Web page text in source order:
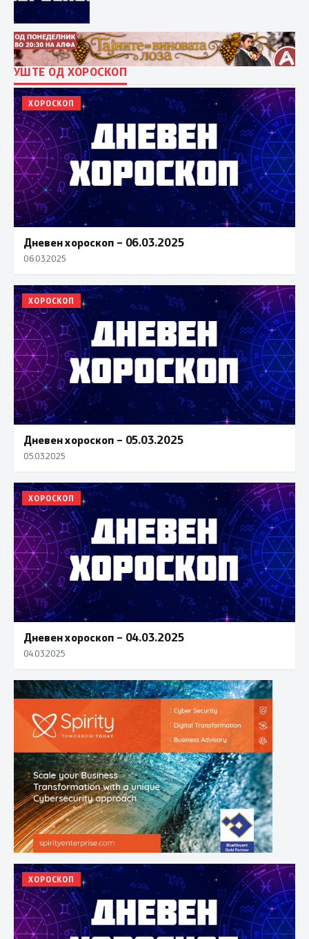
УШТЕ ОД ХОРОСКОП
ХОРОСКОП
Дневен хороскоп – 06.03.2025
06.03.2025
ХОРОСКОП
Дневен хороскоп – 05.03.2025
05.03.2025
ХОРОСКОП
Дневен хороскоп – 04.03.2025
04.03.2025
ХОРОСКОП